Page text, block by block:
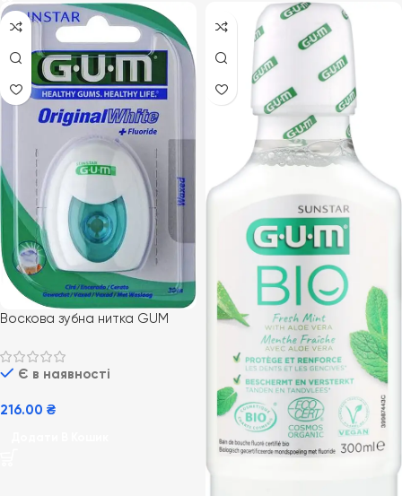
Воскова зубна нитка GUM
щоденної гігієни порожнини
ротаЄ в наявності
216.00 ₴